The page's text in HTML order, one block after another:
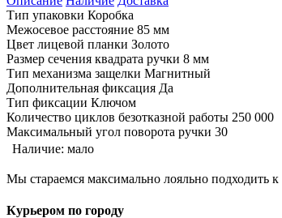
Тип упаковки Коробка
Межосевое расстояние 85 мм
Цвет лицевой планки Золото
Размер сечения квадрата ручки 8 мм
Тип механизма защелки Магнитный
Дополнительная фиксация Да
Тип фиксации Ключом
Количество циклов безотказной работы 250 000
Максимальный угол поворота ручки 30
Наличие: мало
Мы стараемся максимально лояльно подходить
Курьером по городу